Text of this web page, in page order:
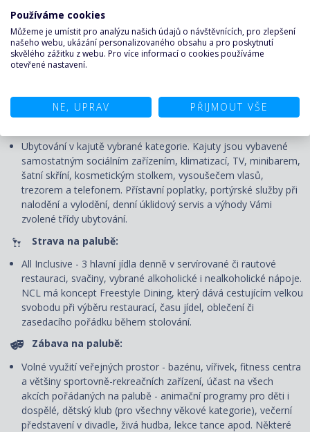
Nápojový balíček Premium Beverage Package
Balíček do speciálních restaurací
Sleva na výlety rezervované před plavbou
Podmínky programu a podrobnosti k výhodám Vám rádi zašleme.
Ubytování v kajutě vybrané kategorie. Kajuty jsou vybavené
samostatným sociálním zařízením, klimatizací, TV, minibarem,
šatní skříní, kosmetickým stolkem, vysoušečem vlasů,
trezorem a telefonem. Přístavní poplatky, portýrské služby při
nalodění a vylodění, denní úklidový servis a výhody Vámi
zvolené třídy ubytování.
Strava na palubě:
All Inclusive - 3 hlavní jídla denně v servírované či rautové
restauraci, svačiny, vybrané alkoholické i nealkoholické nápoje.
NCL má koncept Freestyle Dining, který dává cestujícím velkou
svobodu při výběru restaurací, času jídel, oblečení či
zasedacího pořádku během stolování.
Zábava na palubě:
Volné využití veřejných prostor - bazénu, vířivek, fitness centra
a většiny sportovně-rekreačních zařízení, účast na všech
akcích pořádaných na palubě - animační programy pro děti i
dospělé, dětský klub (pro všechny věkové kategorie), večerní
představení v divadle, živá hudba, lekce tance apod. Některé
Používáme cookies
Můžeme je umístit pro analýzu našich údajů o návštěvnících, pro zlepšení
našeho webu, ukázání personalizovaného obsahu a pro poskytnutí
skvělého zážitku z webu. Pro více informací o cookies používáme
otevřené nastavení.
NE, UPRAV PŘIJMOUT VŠE